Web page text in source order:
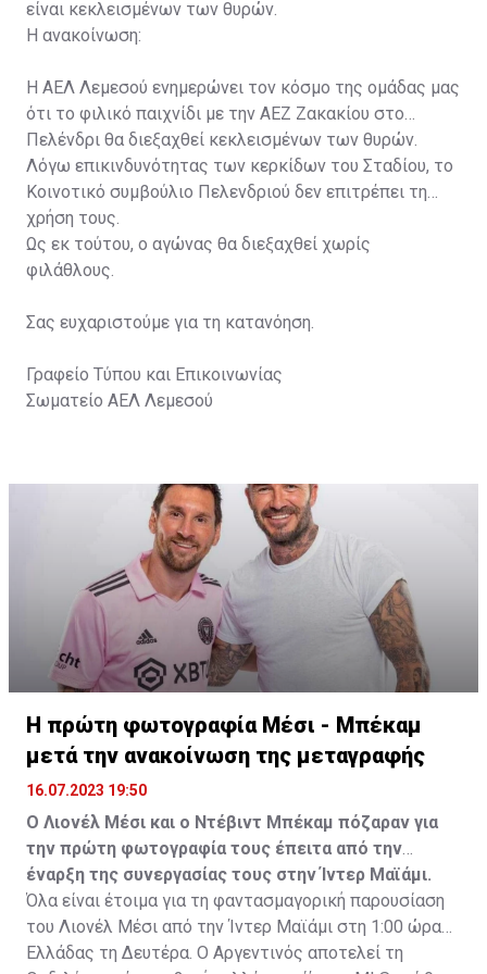
είναι κεκλεισμένων των θυρών.
Η ανακοίνωση:
Η ΑΕΛ Λεμεσού ενημερώνει τον κόσμο της ομάδας μας
ότι το φιλικό παιχνίδι με την ΑΕΖ Ζακακίου στο
Πελένδρι θα διεξαχθεί κεκλεισμένων των θυρών.
Λόγω επικινδυνότητας των κερκίδων του Σταδίου, το
Κοινοτικό συμβούλιο Πελενδριού δεν επιτρέπει τη
χρήση τους.
Ως εκ τούτου, ο αγώνας θα διεξαχθεί χωρίς
φιλάθλους.
Σας ευχαριστούμε για τη κατανόηση.
Γραφείο Τύπου και Επικοινωνίας
Σωματείο ΑΕΛ Λεμεσού
Η πρώτη φωτογραφία Μέσι - Μπέκαμ
μετά την ανακοίνωση της μεταγραφής
16.07.2023 19:50
Ο Λιονέλ Μέσι και ο Ντέβιντ Μπέκαμ πόζαραν για
την πρώτη φωτογραφία τους έπειτα από την
έναρξη της συνεργασίας τους στην Ίντερ Μαϊάμι.
Όλα είναι έτοιμα για τη φαντασμαγορική παρουσίαση
του Λιονέλ Μέσι από την Ίντερ Μαϊάμι στη 1:00 ώρα
Ελλάδας τη Δευτέρα. Ο Αργεντινός αποτελεί τη